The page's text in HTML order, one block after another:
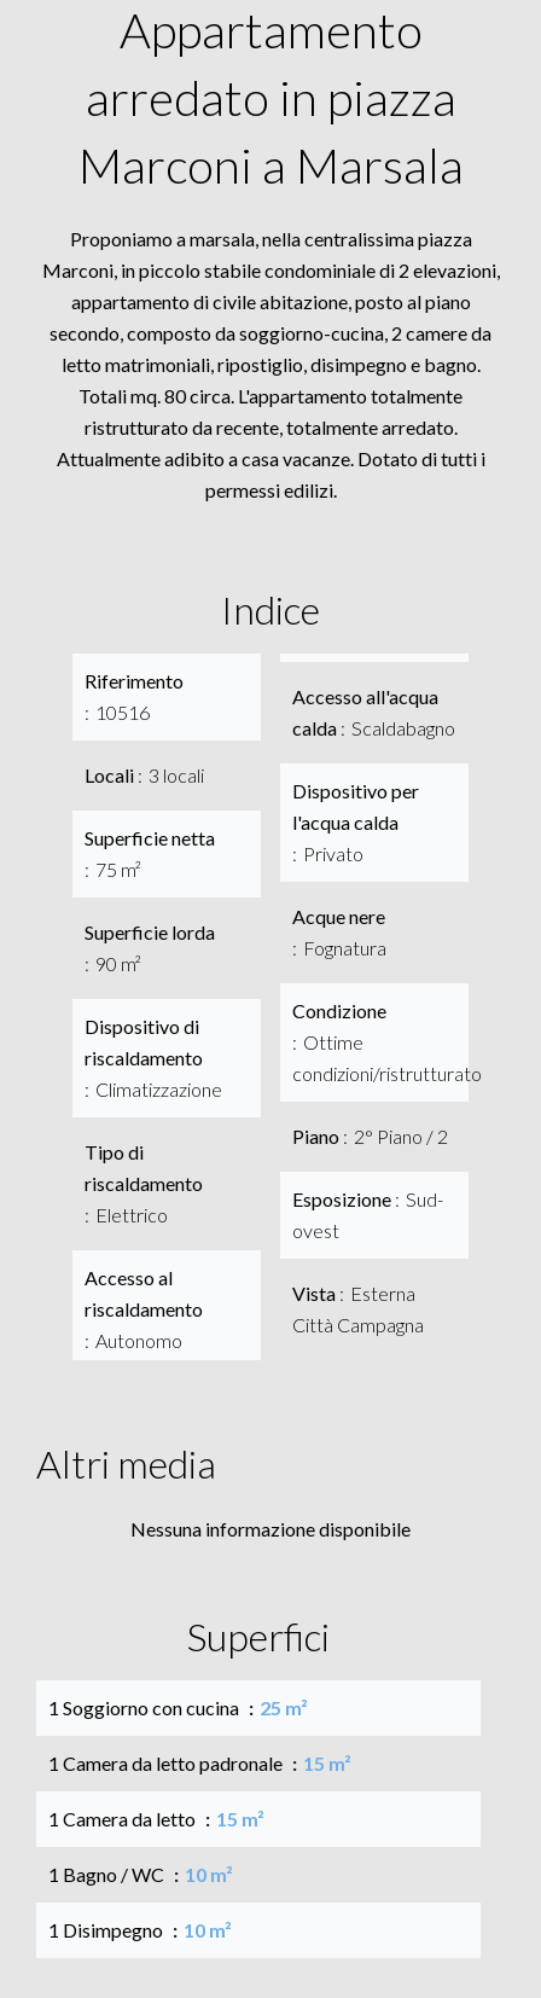
Appartamento
arredato in piazza
Marconi a Marsala
Proponiamo a marsala, nella centralissima piazza
Marconi, in piccolo stabile condominiale di 2 elevazioni,
appartamento di civile abitazione, posto al piano
secondo, composto da soggiorno-cucina, 2 camere da
letto matrimoniali, ripostiglio, disimpegno e bagno.
Totali mq. 80 circa. L'appartamento totalmente
ristrutturato da recente, totalmente arredato.
Attualmente adibito a casa vacanze. Dotato di tutti i
permessi edilizi.
Indice
Riferimento
10516
Locali 3 locali
Superficie netta
75 m²
Superficie lorda
90 m²
Dispositivo di
riscaldamento
Climatizzazione
Tipo di
riscaldamento
Elettrico
Accesso al
riscaldamento
Autonomo
Accesso all'acqua
calda
Scaldabagno
Dispositivo per
l'acqua calda
Privato
Acque nere
Fognatura
Condizione
Ottime
condizioni/ristrutturato
Piano 2° Piano / 2
Esposizione
Sud-
ovest
Vista
Esterna
Città Campagna
Altri media
Nessuna informazione disponibile
Superfici
1 Soggiorno con cucina 25 m²
1 Camera da letto padronale 15 m²
1 Camera da letto 15 m²
1 Bagno / WC 10 m²
1 Disimpegno 10 m²